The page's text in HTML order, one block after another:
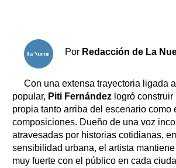
Por Redacción de La
Con una extensa trayectoria ligada
popular, Piti Fernández logró
propia tanto arriba del escenario como
composiciones. Dueño de una voz
atravesadas por historias cotidianas,
sensibilidad urbana, el artista
muy fuerte con el público en cada